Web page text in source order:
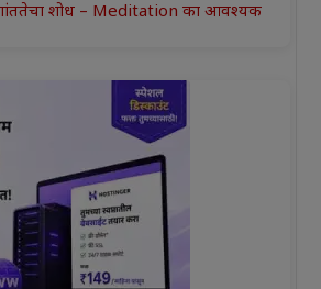
शांततेचा शोध – Meditation का आवश्यक